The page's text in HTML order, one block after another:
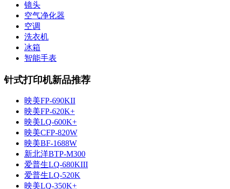
镜头
空气净化器
空调
洗衣机
冰箱
智能手表
针式打印机新品推荐
映美FP-690KII
映美FP-620K+
映美LQ-600K+
映美CFP-820W
映美BF-1688W
新北洋BTP-M300
爱普生LQ-680KIII
爱普生LQ-520K
映美LQ-350K+